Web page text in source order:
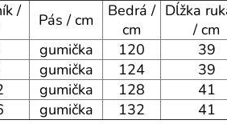
/
Pás / cm
Bedrá /
cm
Dĺžka
/ cm
gumička 120
39
gumička 124
39
gumička 128
41
gumička 132 41